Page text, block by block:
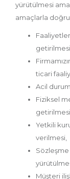
yürütülmesi
amaçlarla doğru
getirilmesi,
ticari
Acil
Fiziksel
getirilmesi,
Yetkili
verilmesi,
Müşteri